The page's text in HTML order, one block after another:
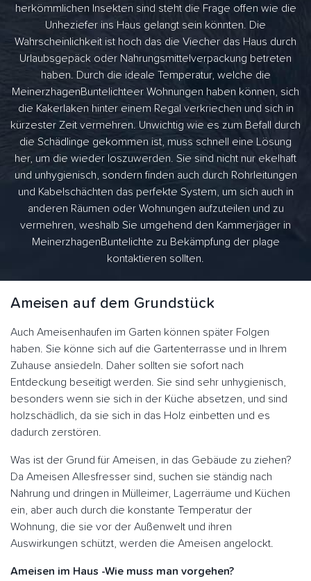
herkömmlichen Insekten sind steht die Frage offen wie die
Unheziefer ins Haus gelangt sein könnten. Die
Wahrscheinlichkeit ist hoch das die Viecher das Haus durch
Urlaubsgepäck oder Nahrungsmittelverpackung betreten
haben. Durch die ideale Temperatur, welche die
MeinerzhagenBuntelichteer Wohnungen haben können, sich
die Kakerlaken hinter einem Regal verkriechen und sich in
kürzester Zeit vermehren. Unwichtig wie es zum Befall durch
die Schädlinge gekommen ist, muss schnell eine Lösung
her, um die wieder loszuwerden. Sie sind nicht nur ekelhaft
und unhygienisch, sondern finden auch durch Rohrleitungen
und Kabelschächten das perfekte System, um sich auch in
anderen Räumen oder Wohnungen aufzuteilen und zu
vermehren, weshalb Sie umgehend den Kammerjäger in
MeinerzhagenBuntelichte zu Bekämpfung der plage
kontaktieren sollten.
Ameisen auf dem Grundstück
Auch Ameisenhaufen im Garten können später Folgen
haben. Sie könne sich auf die Gartenterrasse und in Ihrem
Zuhause ansiedeln. Daher sollten sie sofort nach
Entdeckung beseitigt werden. Sie sind sehr unhygienisch,
besonders wenn sie sich in der Küche absetzen, und sind
holzschädlich, da sie sich in das Holz einbetten und es
dadurch zerstören.
Was ist der Grund für Ameisen, in das Gebäude zu ziehen?
Da Ameisen Allesfresser sind, suchen sie ständig nach
Nahrung und dringen in Mülleimer, Lagerräume und Küchen
ein, aber auch durch die konstante Temperatur der
Wohnung, die sie vor der Außenwelt und ihren
Auswirkungen schützt, werden die Ameisen angelockt.
Ameisen im Haus -Wie muss man vorgehen?